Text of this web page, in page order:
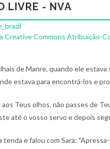
LIVRE - NVA
Creative Commons Atribuição-
de Manre, quando ele
estava para encontrá-los e
Teus olhos, não passes de
até o vosso servo e depois
e falou com Sara: